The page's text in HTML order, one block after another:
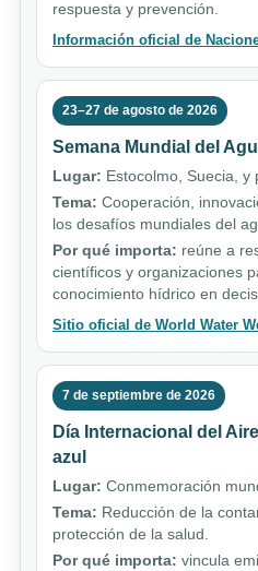
respuesta y prevención.
Información oficial de
23–27 de agosto de 2026
Semana Mundial del
Lugar: Estocolmo, Suecia, y
Tema: Cooperación,
los desafíos mundiales del
Por qué importa: reúne a
científicos y organizaciones
conocimiento hídrico en
Sitio oficial de World Water
7 de septiembre de 2026
Día Internacional del
azul
Lugar: Conmemoración
Tema: Reducción de la
protección de la salud.
Por qué importa: vincula